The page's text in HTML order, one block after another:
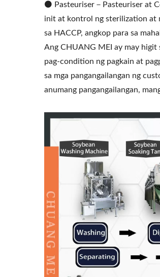
⚫️ Pasteuriser－Pasteuriser at
init at kontrol ng sterilization at
sa HACCP, angkop para sa
Ang CHUANG MEI ay may higit
pag-condition ng pagkain at
sa mga pangangailangan ng
anumang pangangailangan,